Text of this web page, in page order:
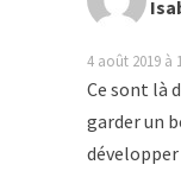
4 août 2019 à
Ce sont là
garder un